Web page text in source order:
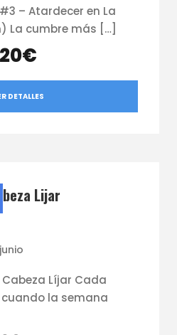
#3 – Atardecer en La
La cumbre más […]
20€
DETALLES
Lijar
Cabeza Líjar Cada
la semana